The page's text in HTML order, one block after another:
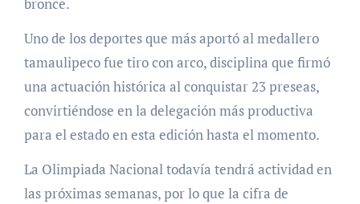
bronce.
Uno de los deportes que más aportó al medallero
tamaulipeco fue tiro con arco, disciplina que firmó
una actuación histórica al conquistar 23 preseas,
convirtiéndose en la delegación más productiva
para el estado en esta edición hasta el momento.
La Olimpiada Nacional todavía tendrá actividad en
las próximas semanas, por lo que la cifra de